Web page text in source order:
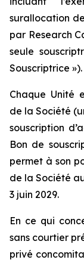
surallocation
par Research
seule
Souscriptrice »).
Chaque Unité
de la Société
souscription
Bon de
permet à son
de la Société
3 juin 2029.
En ce qui
sans courtier
privé